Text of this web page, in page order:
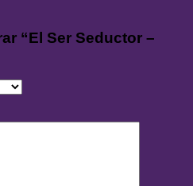
“El Ser Seductor –